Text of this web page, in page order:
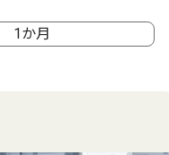
1か月